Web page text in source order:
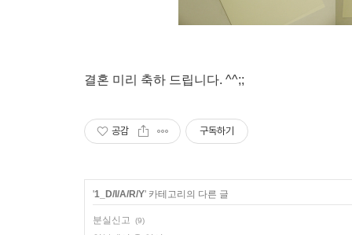
결혼 미리 축하 드립니다. ^^;;
공감 구독하기
'1_D/I/A/R/Y' 카테고리의 다른 글
분실신고 (9)